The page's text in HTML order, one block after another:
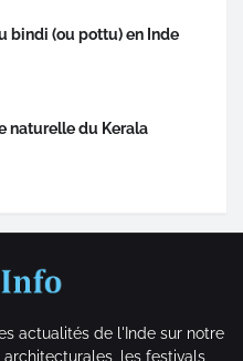
bindi (ou pottu) en Inde
naturelle du Kerala
actualités de l'Inde sur notre
les festivals